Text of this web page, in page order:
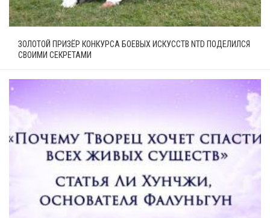
ЗОЛОТОЙ ПРИЗЁР КОНКУРСА БОЕВЫХ ИСКУССТВ NTD ПОДЕЛИЛСЯ
СВОИМИ СЕКРЕТАМИ